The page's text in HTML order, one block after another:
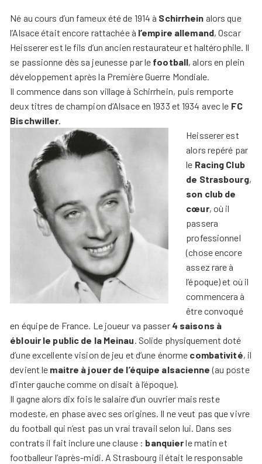
Né au cours d’un fameux été de 1914 à Schirrhein alors que
l’Alsace était encore rattachée à l’empire allemand, Oscar
Heisserer est le fils d’un ancien restaurateur et haltérophile. Il
se passionne dès sa jeunesse par le football, alors en plein
développement après la Première Guerre Mondiale.
Il commence dans son village à Schirrhein, puis remporte
deux titres de champion d’Alsace en 1933 et 1934 avec le FC
Bischwiller.
Heisserer est
alors repéré par
le Racing Club
de Strasbourg,
son club de
cœur, où il
passera
professionnel
(chose encore
assez rare à
l’époque) et où il
commencera à
être convoqué
en équipe de France. Le joueur va passer 4 saisons à
éblouir le public de la Meinau. Solide physiquement doté
d’une excellente vision de jeu et d’une énorme combativité, il
devient le maitre à jouer de l’équipe alsacienne (au poste
d’inter gauche comme on disait à l’époque).
Il gagne alors dix fois le salaire d’un ouvrier mais reste
modeste, en phase avec ses origines. Il ne veut pas que vivre
du football qui n’est pas un vrai travail selon lui. Dans ses
contrats il fait inclure une clause : banquierle matin et
footballeur l’après-midi. A Strasbourg il était le responsable